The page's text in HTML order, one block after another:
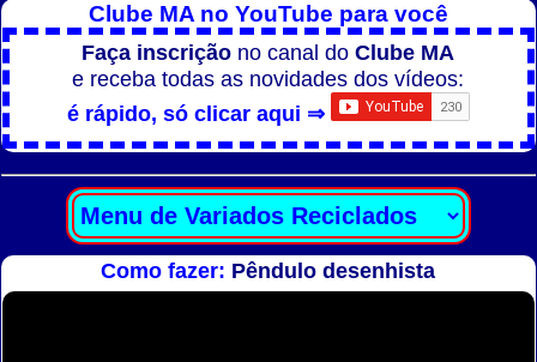
Clube MA no YouTube para você
Faça inscrição no canal doClube MA
e receba todas as novidades dos vídeos:
é rápido, só clicar aqui ⇒
Como fazer: Pêndulo desenhista